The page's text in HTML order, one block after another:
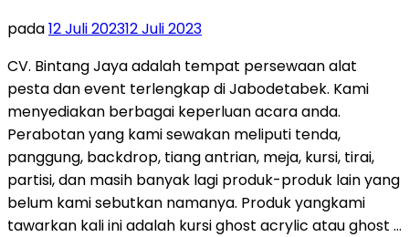
pada12 Juli 202312 Juli 2023
CV. Bintang Jaya adalah tempat persewaan alat
pesta dan event terlengkap di Jabodetabek. Kami
menyediakan berbagai keperluan acara anda.
Perabotan yang kami sewakan meliputi tenda,
panggung, backdrop, tiang antrian, meja, kursi, tirai,
partisi, dan masih banyak lagi produk-produk lain yang
belum kami sebutkan namanya. Produk yangkami
tawarkan kali ini adalah kursi ghost acrylic atau ghost …